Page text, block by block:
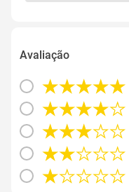
Avaliação